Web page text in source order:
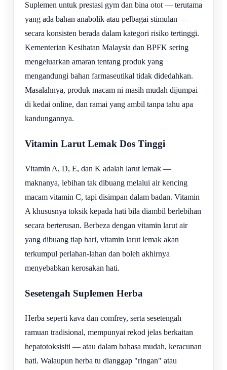
Suplemen untuk prestasi gym dan bina otot — terutama
yang ada bahan anabolik atau pelbagai stimulan —
secara konsisten berada dalam kategori risiko tertinggi.
Kementerian Kesihatan Malaysia dan BPFK sering
mengeluarkan amaran tentang produk yang
mengandungi bahan farmaseutikal tidak didedahkan.
Masalahnya, produk macam ni masih mudah dijumpai
di kedai online, dan ramai yang ambil tanpa tahu apa
kandungannya.
Vitamin Larut Lemak Dos Tinggi
Vitamin A, D, E, dan K adalah larut lemak —
maknanya, lebihan tak dibuang melalui air kencing
macam vitamin C, tapi disimpan dalam badan. Vitamin
A khususnya toksik kepada hati bila diambil berlebihan
secara berterusan. Berbeza dengan vitamin larut air
yang dibuang tiap hari, vitamin larut lemak akan
terkumpul perlahan-lahan dan boleh akhirnya
menyebabkan kerosakan hati.
Sesetengah Suplemen Herba
Herba seperti kava dan comfrey, serta sesetengah
ramuan tradisional, mempunyai rekod jelas berkaitan
hepatotoksisiti — atau dalam bahasa mudah, keracunan
hati. Walaupun herba tu dianggap "ringan" atau